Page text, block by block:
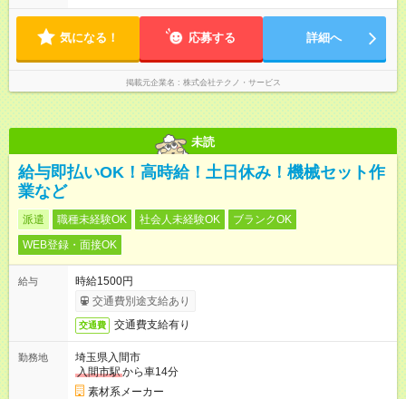
気になる！ 応募する 詳細へ
掲載元企業名 株式会社テクノ・サービス
未読
給与即払いOK！高時給！土日休み！機械セット作
業など
派遣 職種未経験OK 社会人未経験OK
ブランクOK
WEB登録・面接OK
給与
時給1500円
交通費別途支給あり
交通費 交通費支給有り
勤務地
埼玉県入間市
入間市駅から車14分
素材系メーカー